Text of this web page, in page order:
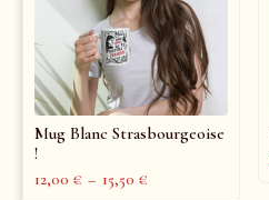
Mug Blanc Strasbourgeoise
!
12,00 € – 15,50 €